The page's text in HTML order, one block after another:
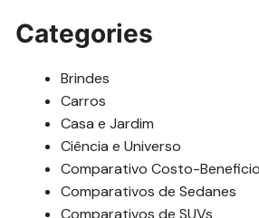
Categories
Brindes
Carros
Casa e Jardim
Ciência e Universo
Comparativo Costo-Beneficio
Comparativos de Sedanes
Comparativos de SUVs